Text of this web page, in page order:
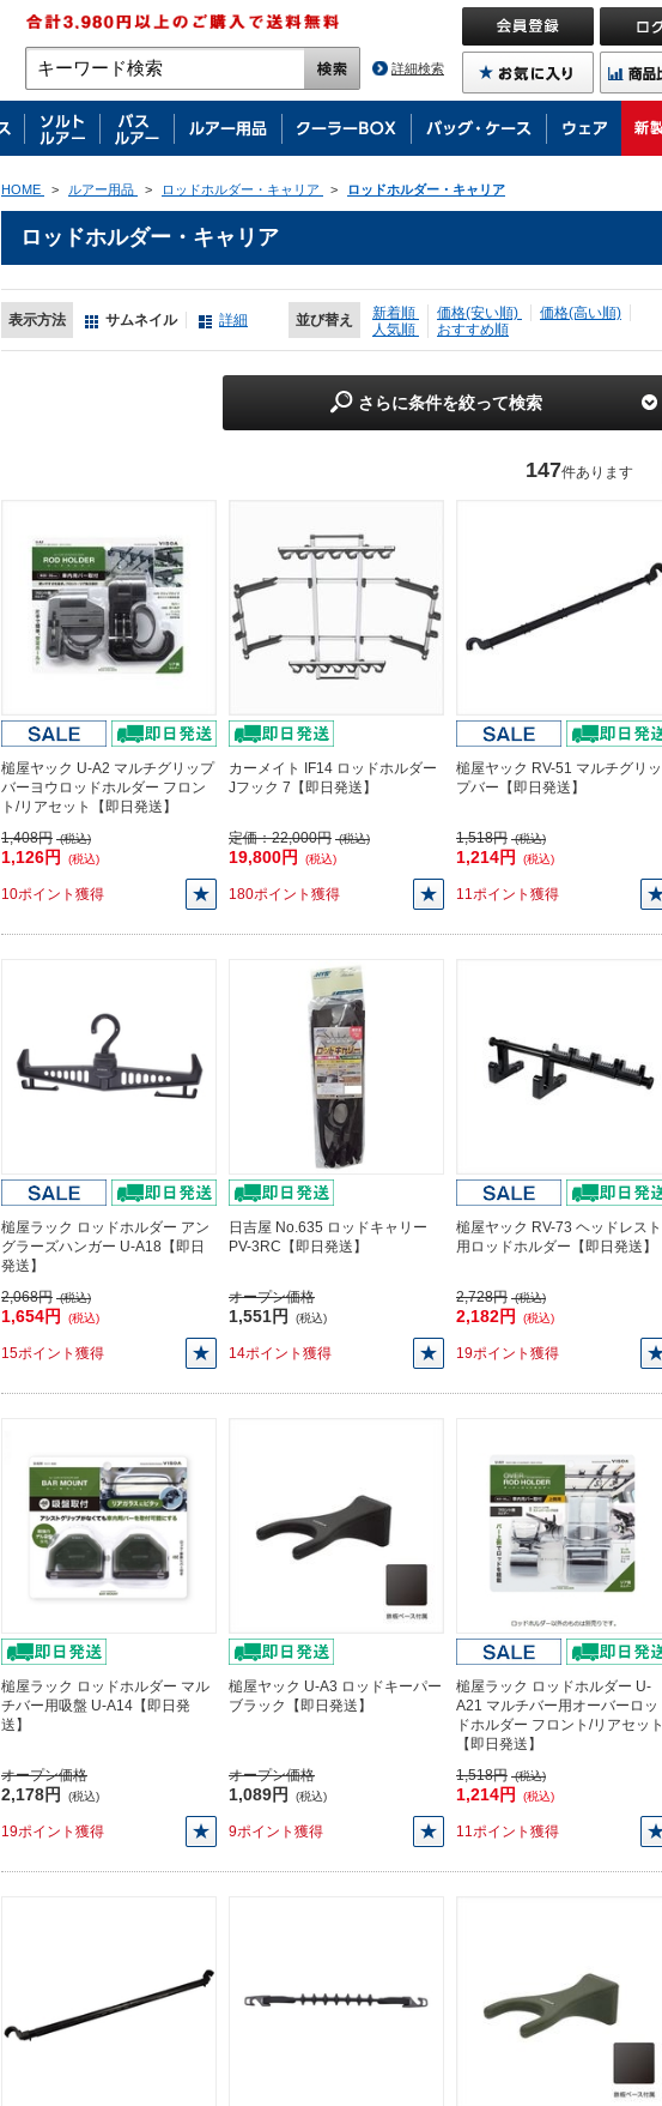
詳細検索
HOME > ルアー用品 > ロッドホルダー・キャリア > ロッドホルダー・キャリア
ロッドホルダー・キャリア
表示方法 サムネイル 詳細 並び替え 新着順 価格(安い順)
価格(高い順)
人気順
おすすめ順
さらに条件を絞って検索
147件あります
槌屋ヤック U-A2 マルチグリップ
バーヨウロッドホルダー フロン
ト/リアセット【即日発送】
1,408円 (税込)
1,126円 (税込)
10ポイント獲得
カーメイト IF14 ロッドホルダー
Jフック 7【即日発送】
定価：22,000円 (税込)
19,800円 (税込)
180ポイント獲得
槌屋ヤック RV-51 マルチグリッ
プバー【即日発送】
1,518円 (税込)
1,214円 (税込)
11ポイント獲得
槌屋ラック ロッドホルダー アン
グラーズハンガー U-A18【即日
発送】
2,068円 (税込)
1,654円 (税込)
15ポイント獲得
日吉屋 No.635 ロッドキャリー
PV-3RC【即日発送】
オープン価格
1,551円 (税込)
14ポイント獲得
槌屋ヤック RV-73 ヘッドレスト
用ロッドホルダー【即日発送】
2,728円 (税込)
2,182円 (税込)
19ポイント獲得
槌屋ラック ロッドホルダー マル
チバー用吸盤 U-A14【即日発
送】
オープン価格
2,178円 (税込)
19ポイント獲得
槌屋ヤック U-A3 ロッドキーパー
ブラック【即日発送】
オープン価格
1,089円 (税込)
9ポイント獲得
槌屋ラック ロッドホルダー U-
A21 マルチバー用オーバーロッ
ドホルダー フロント/リアセット
【即日発送】
1,518円 (税込)
1,214円 (税込)
11ポイント獲得